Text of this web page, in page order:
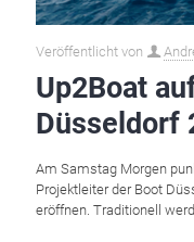
Veröffentlicht von
Up2Boat
Düsseldorf
Am Samstag Morgen
Projektleiter der Boot
eröffnen. Traditionell